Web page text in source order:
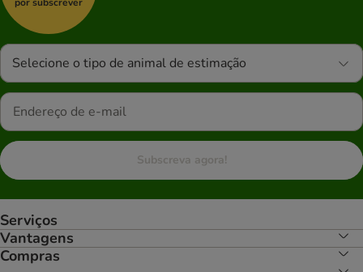
Selecione o tipo de animal de estimação
Subscreva agora!
Serviços
Vantagens
Compras